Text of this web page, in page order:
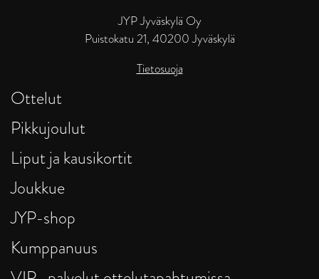
JYP Jyväskylä Oy
Puistokatu 21, 40200 Jyväskylä
Tietosuoja
Ottelut
Pikkujoulut
Liput ja kausikortit
Joukkue
JYP-shop
Kumppanuus